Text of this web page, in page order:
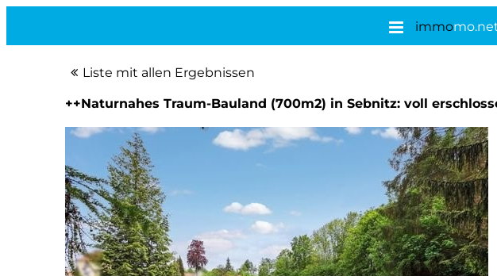
immo
Liste mit allen Ergebnissen
++Naturnahes Traum-Bauland (700m2) in Sebnitz: voll